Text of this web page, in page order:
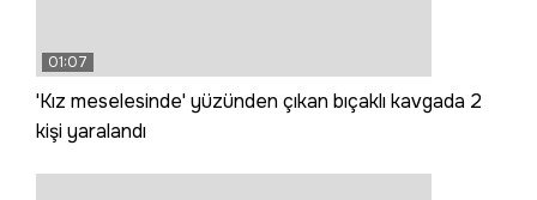
01:07
'Kız meselesinde' yüzünden çıkan bıçaklı kavgada 2
kişi yaralandı